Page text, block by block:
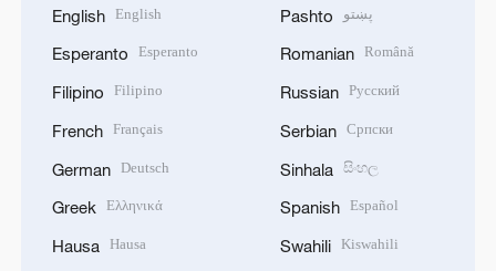
English English
Esperanto Esperanto
Filipino Filipino
French Français
German Deutsch
Greek Ελληνικά
Hausa Hausa
Pashto پښتو
Romanian Română
Russian Русский
Serbian Српски
Sinhala සිංහල
Spanish Español
Swahili Kiswahili